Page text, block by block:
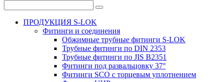
ПРОДУКЦИЯ S-LOK
Фитинги и соединения
Обжимные трубные фитинги S-LOK
Трубные фитинги по DIN 2353
Трубные фитинги по JIS B2351
Фитинги под развальцовку 37°
Фитинги SCO с торцевым уплотнением